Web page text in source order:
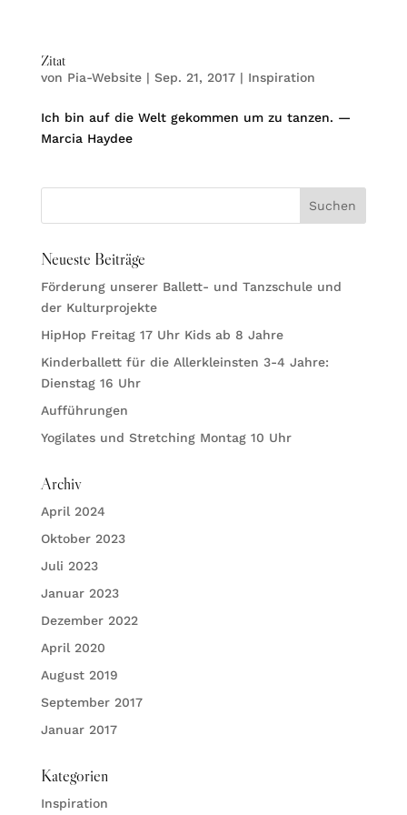
Zitat
von Pia-Website| Sep. 21, 2017| Inspiration
Ich bin auf die Welt gekommen um zu tanzen. —
Marcia Haydee
Neueste Beiträge
Förderung unserer Ballett- und Tanzschule und
der Kulturprojekte
HipHop Freitag 17 Uhr Kids ab 8 Jahre
Kinderballett für die Allerkleinsten 3-4 Jahre:
Dienstag 16 Uhr
Aufführungen
Yogilates und Stretching Montag 10 Uhr
Archiv
April 2024
Oktober 2023
Juli 2023
Januar 2023
Dezember 2022
April 2020
August 2019
September 2017
Januar 2017
Kategorien
Inspiration